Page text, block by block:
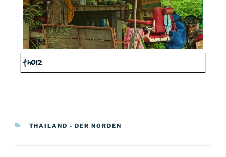
th012
KATEGORIEN
THAILAND - DER NORDEN